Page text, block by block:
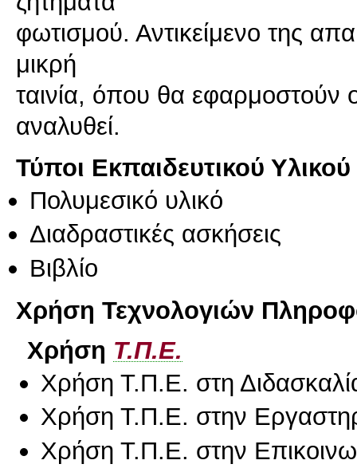
φωτισμού. Αντικείμενο της
μικρή
ταινία, όπου θα εφαρμοστούν
αναλυθεί.
Τύποι Εκπαιδευτικού Υλικού
Πολυμεσικό υλικό
Διαδραστικές ασκήσεις
Βιβλίο
Χρήση Τεχνολογιών
Χρήση Τ.Π.Ε.
Χρήση Τ.Π.Ε. στη
Χρήση Τ.Π.Ε. στην
Χρήση Τ.Π.Ε. στην